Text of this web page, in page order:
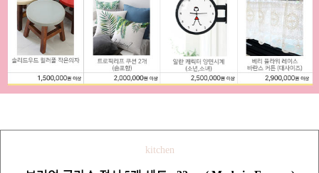
kitchen